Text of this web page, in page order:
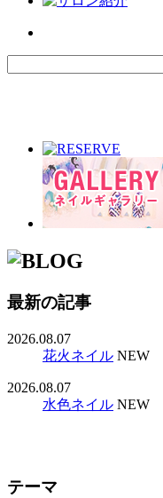
最新の記事
2026.08.07
花火ネイル NEW
2026.08.07
水色ネイル NEW
テーマ